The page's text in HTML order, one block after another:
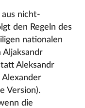
aus nicht-
den Regeln des
nationalen
Aleksandr
Alexander
Version).
die